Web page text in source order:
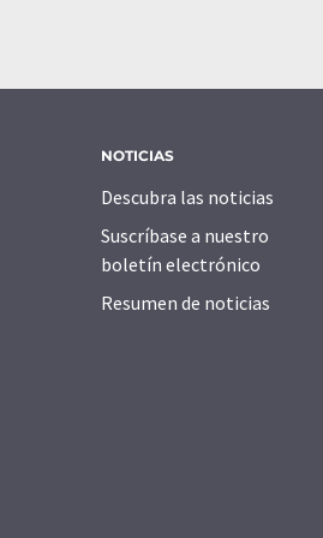
NOTICIAS
Descubra las noticias
Suscríbase a nuestro
boletín electrónico
Resumen de noticias